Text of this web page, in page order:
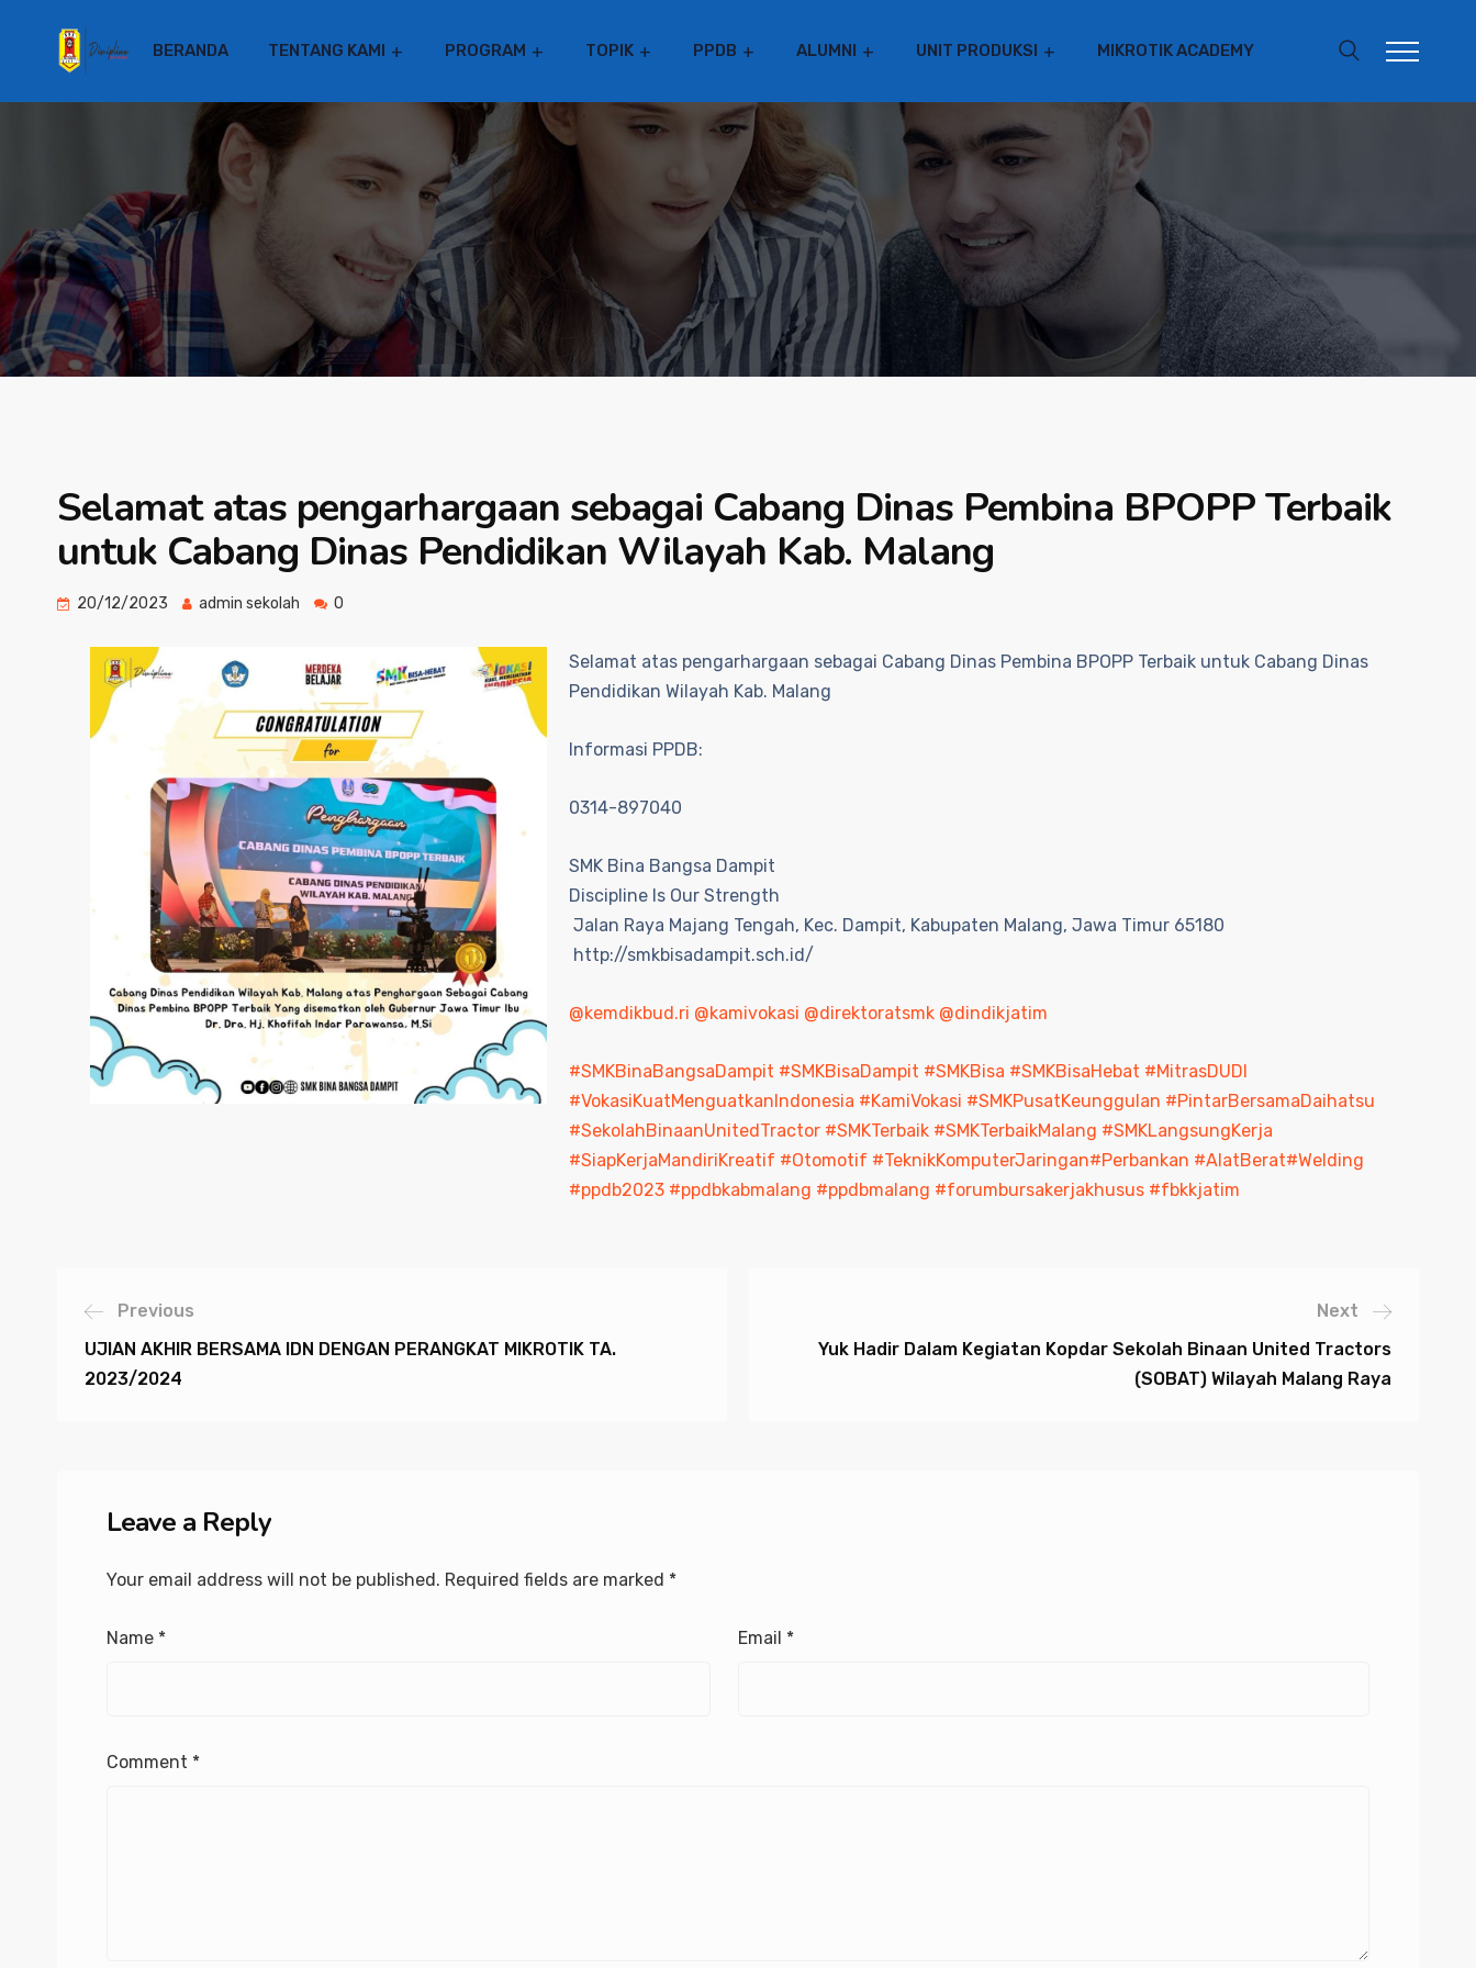
BERANDA TENTANG KAMI PROGRAM TOPIK PPDB ALUMNI UNIT PRODUKSI MIKROTIK ACADEMY
Selamat atas pengarhargaan sebagai Cabang Dinas Pembina BPOPP Terbaik
untuk Cabang Dinas Pendidikan Wilayah Kab. Malang
20/12/2023 admin sekolah 0
Selamat atas pengarhargaan sebagai Cabang Dinas Pembina BPOPP Terbaik untuk Cabang Dinas
Pendidikan Wilayah Kab. Malang
Informasi PPDB:
0314-897040
SMK Bina Bangsa Dampit
Discipline Is Our Strength
Jalan Raya Majang Tengah, Kec. Dampit, Kabupaten Malang, Jawa Timur 65180
http://smkbisadampit.sch.id/
@kemdikbud.ri @kamivokasi @direktoratsmk @dindikjatim
#SMKBinaBangsaDampit #SMKBisaDampit #SMKBisa #SMKBisaHebat #MitrasDUDI
#VokasiKuatMenguatkanIndonesia #KamiVokasi #SMKPusatKeunggulan #PintarBersamaDaihatsu
#SekolahBinaanUnitedTractor #SMKTerbaik #SMKTerbaikMalang #SMKLangsungKerja
#SiapKerjaMandiriKreatif #Otomotif #TeknikKomputerJaringan#Perbankan #AlatBerat#Welding
#ppdb2023 #ppdbkabmalang #ppdbmalang #forumbursakerjakhusus #fbkkjatim
Previous
UJIAN AKHIR BERSAMA IDN DENGAN PERANGKAT MIKROTIK TA.
2023/2024
Next
Yuk Hadir Dalam Kegiatan Kopdar Sekolah Binaan United Tractors
(SOBAT) Wilayah Malang Raya
Leave a Reply
Your email address will not be published. Required fields are marked *
Name * Email *
Comment *